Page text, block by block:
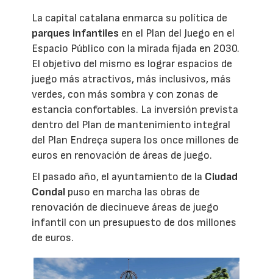
La capital catalana enmarca su política de
parques infantiles en el Plan del Juego en el
Espacio Público con la mirada fijada en 2030.
El objetivo del mismo es lograr espacios de
juego más atractivos, más inclusivos, más
verdes, con más sombra y con zonas de
estancia confortables. La inversión prevista
dentro del Plan de mantenimiento integral
del Plan Endreça supera los once millones de
euros en renovación de áreas de juego.
El pasado año, el ayuntamiento de la Ciudad
Condal puso en marcha las obras de
renovación de diecinueve áreas de juego
infantil con un presupuesto de dos millones
de euros.